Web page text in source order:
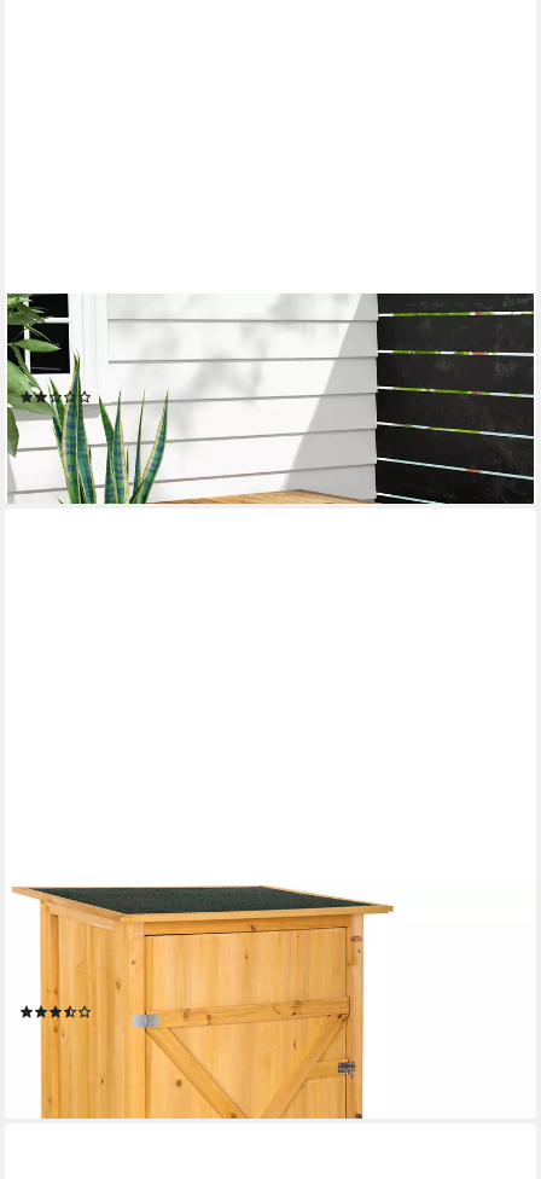
OUTSUNNY
Geräteschrank Holz, Geräteschuppen mit Doppeltür, 77 x 55 x
72 cm Braun (Kissenbox, 1-St., Gartenbox) für Garten, Balkon, n
(2)
94,99 € UVP165,90 €
-43%
lieferbar - in 2-3 Werktagen bei dir
TECTAKE
Geräteschrank Gartenschrank, 75 x 56 x 118 cm, gefertigt aus
imprägniertem (Terrassenschrank Taman, 1-St., in braun) Zwei
Regalböden, Dachpappe aus Bitumen, mit Riegelverschluss
94,99 € 159,00 €
lieferbar - in 2-3 Werktagen bei dir